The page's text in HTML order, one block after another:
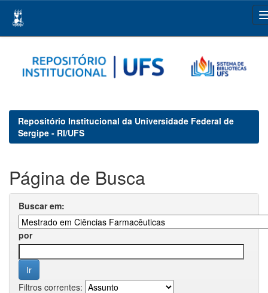
navigation
Repositório Institucional da Universidade Federal de
Sergipe - RI/UFS
Página de Busca
Buscar em:
por
Filtros correntes: